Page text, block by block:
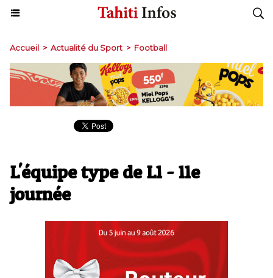
Accueil > Actualité du Sport > Football
L'équipe type de L1 - 11e
journée